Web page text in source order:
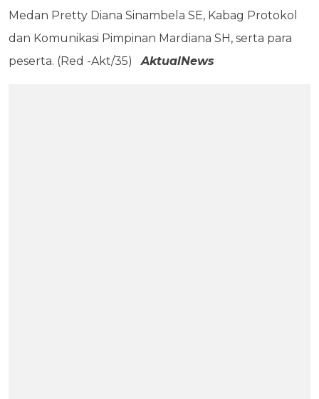
Medan Pretty Diana Sinambela SE, Kabag Protokol
dan Komunikasi Pimpinan Mardiana SH, serta para
peserta. (Red -Akt/35)AktualNews